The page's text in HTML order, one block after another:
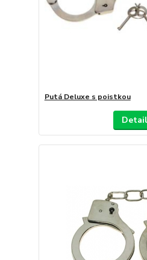
Putá Deluxe s poistkou
Detail